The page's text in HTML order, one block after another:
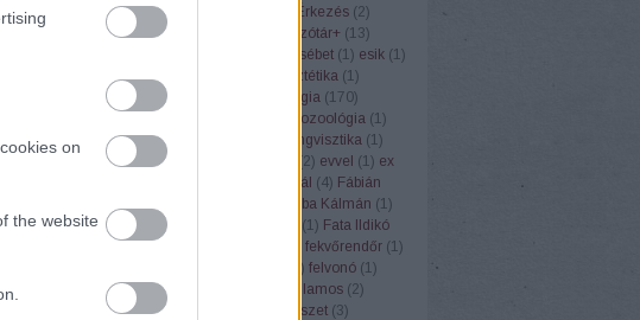
on
the website
eredettörténet Érkezés (2)
(3) erőfeszítés Értelmező szótár+ (13)
Erzsébet (1 ) esik (1 )
esztétika (1 )
( étel 5 etimológia (170)
etnozoológia (1 )
eufemizmus eurolingvisztika (1 )
(3 Európai Unió (2) evvel (1 ) ex
Fábián Pál (4) Fábián
Faluba Kálmán (1 )
farkaskutya
1 Farkas Edit (1 ) Fata Ildikó
(1) fehér gólya fekvőrendőr (1 )
) felvonó (1 )
feminizmus ( fene fényvillamos (2)
Ferenc pápa
férfi festészet (3)